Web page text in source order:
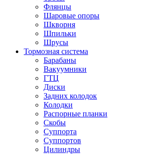
Флянцы
Шаровые опоры
Шкворня
Шпильки
Шрусы
Тормозная система
Барабаны
Вакуумники
ГТЦ
Диски
Задних колодок
Колодки
Распорные планки
Скобы
Суппорта
Суппортов
Цилиндры